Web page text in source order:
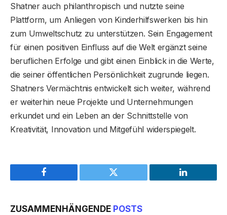
Shatner auch philanthropisch und nutzte seine
Plattform, um Anliegen von Kinderhilfswerken bis hin
zum Umweltschutz zu unterstützen. Sein Engagement
für einen positiven Einfluss auf die Welt ergänzt seine
beruflichen Erfolge und gibt einen Einblick in die Werte,
die seiner öffentlichen Persönlichkeit zugrunde liegen.
Shatners Vermächtnis entwickelt sich weiter, während
er weiterhin neue Projekte und Unternehmungen
erkundet und ein Leben an der Schnittstelle von
Kreativität, Innovation und Mitgefühl widerspiegelt.
Facebook Twitter LinkedIn
ZUSAMMENHÄNGENDE POSTS